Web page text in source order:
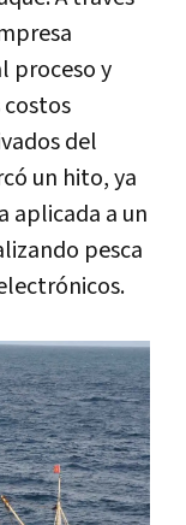
proceso y
del
un hito, ya
aplicada a un
pesca